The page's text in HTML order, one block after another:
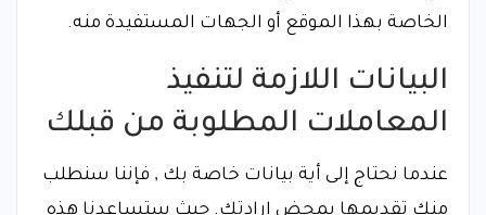
الخاصة بهذا الموقع أو الجهات المستفيدة منه.
البيانات اللازمة لتنفيذ
المعاملات المطلوبة من قبلك
عندما نحتاج إلى أية بيانات خاصة بك , فإننا سنطلب
منك تقديمها بمحض إرادتك. حيث ستساعدنا هذه